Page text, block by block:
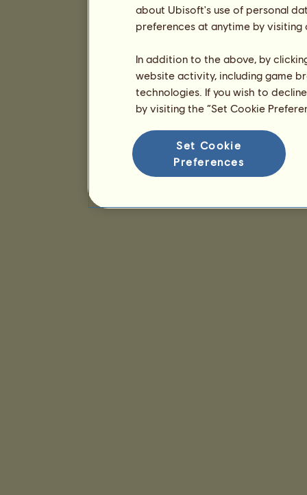
about Ubisoft's use of personal
preferences at anytime by
In addition to the above, by
website activity, including game
technologies. If you wish to
by visiting the “Set Cookie
Set Cookie
Preferences